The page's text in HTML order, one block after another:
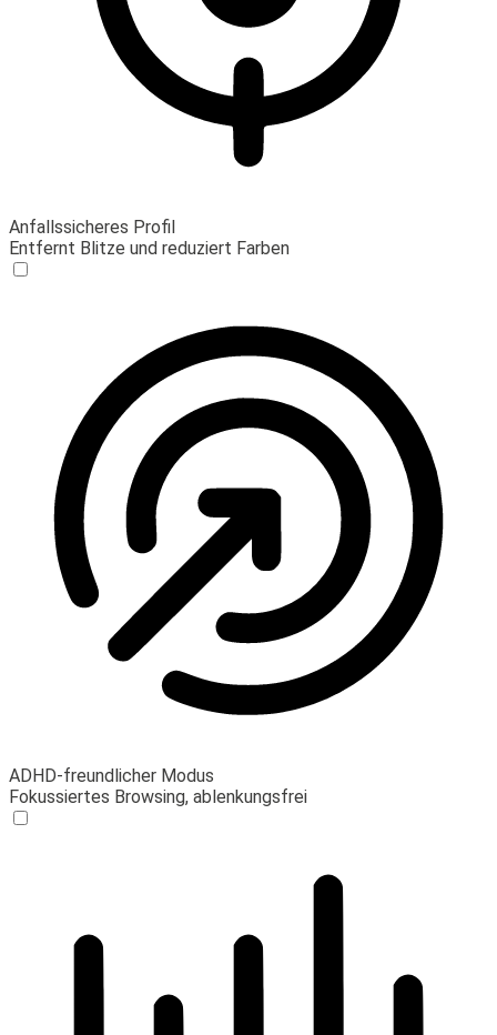
Anfallssicheres Profil
Entfernt Blitze und reduziert Farben
ADHD-freundlicher Modus
Fokussiertes Browsing, ablenkungsfrei